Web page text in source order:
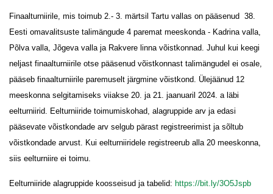
Finaalturniirile, mis toimub 2.- 3. märtsil Tartu vallas on pääsenud 38.
Eesti omavalitsuste talimängude 4 paremat meeskonda - Kadrina valla,
Põlva valla, Jõgeva valla ja Rakvere linna võistkonnad. Juhul kui keegi
neljast finaalturniirile otse pääsenud võistkonnast talimängudel ei osale,
pääseb finaalturniirile paremuselt järgmine võistkond. Ülejäänud 12
meeskonna selgitamiseks viiakse 20. ja 21. jaanuaril 2024. a läbi
eelturniirid. Eelturniiride toimumiskohad, alagruppide arv ja edasi
pääsevate võistkondade arv selgub pärast registreerimist ja sõltub
võistkondade arvust. Kui eelturniiridele registreerub alla 20 meeskonna,
siis eelturniire ei toimu.
Eelturniiride alagruppide koosseisud ja tabelid: https://bit.ly/3O5Jspb